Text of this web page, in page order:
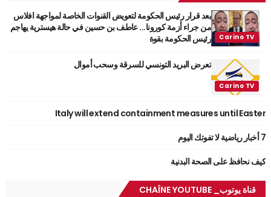
بعد قرار رئيس الحكومة لتعويض القنوات الخاصة لمواجهة افلاس
من جراء أزمة كورونا... عاطف بن حسين في حالة هيسترية يهاجم
رئيس الحكومة بقوة
تعرض البريد التونسي للسرقة وسحب أموال
Italy will extend containment measures until Easter
7 أخبار رياضية لا تفوتك اليوم
كيف نحافظ على الصحة البدنية
قناة يوتوب_ CHAÎNE YOUTUBE